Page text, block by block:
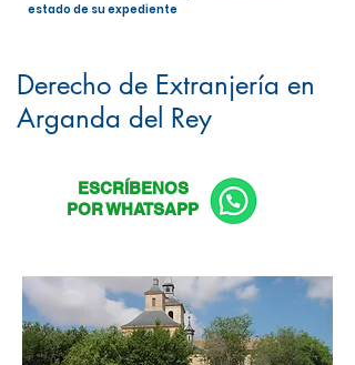
estado de su expediente
Derecho de Extranjería en
Arganda del Rey
ESCRÍBENOS
POR WHATSAPP